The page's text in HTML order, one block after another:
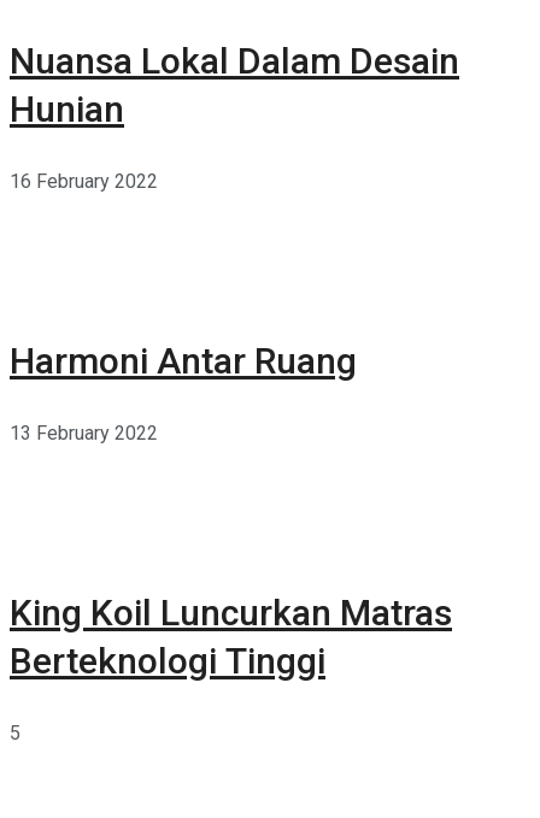
Nuansa Lokal Dalam Desain
Hunian
16 February 2022
Harmoni Antar Ruang
13 February 2022
King Koil Luncurkan Matras
Berteknologi Tinggi
5